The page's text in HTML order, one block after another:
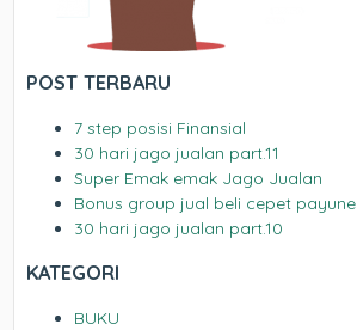
POST TERBARU
7 step posisi Finansial
30 hari jago jualan part.11
Super Emak emak Jago Jualan
Bonus group jual beli cepet payune
30 hari jago jualan part.10
KATEGORI
BUKU